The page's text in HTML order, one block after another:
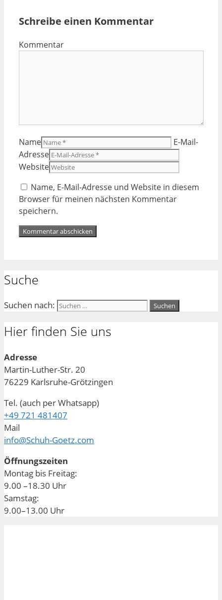
Schreibe einen Kommentar
Kommentar
Name
E-Mail-
Adresse
Website
Name, E-Mail-Adresse und Website in diesem
Browser für meinen nächsten Kommentar
speichern.
Suche
Suchen nach:
Hier finden Sie uns
Adresse
Martin-Luther-Str. 20
76229 Karlsruhe-Grötzingen
Tel. (auch per Whatsapp)
+49 721 481407
Mail
info@Schuh-Goetz.com
Öffnungszeiten
Montag bis Freitag:
9.00 –18.30 Uhr
Samstag:
9.00–13.00 Uhr